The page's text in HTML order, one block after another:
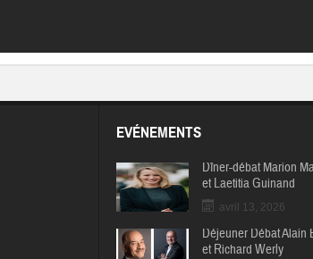
EVÉNEMENTS
Dîner-débat Marion
et Laetitia Guinand
avril 13, 2026
Déjeuner Débat Alain
et Richard Werly